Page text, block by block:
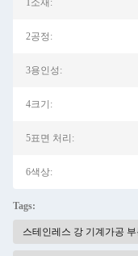
1소재:
2공정:
3용인성:
4크기:
5표면 처리:
6색상:
Tags:
스테인레스 강 기계가공 부